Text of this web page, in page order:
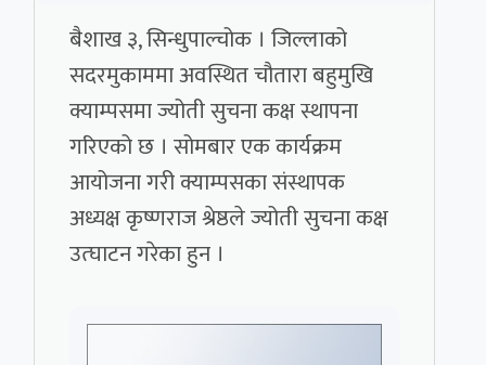
बैशाख ३, सिन्धुपाल्चोक । जिल्लाको
सदरमुकाममा अवस्थित चौतारा बहुमुखि
क्याम्पसमा ज्योती सुचना कक्ष स्थापना
गरिएको छ । सोमबार एक कार्यक्रम
आयोजना गरी क्याम्पसका संस्थापक
अध्यक्ष कृष्णराज श्रेष्ठले ज्योती सुचना कक्ष
उत्घाटन गरेका हुन ।